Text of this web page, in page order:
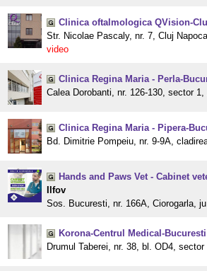
Clinica oftalmologica QVision-
Str. Nicolae Pascaly, nr. 7, Cluj
video
Clinica Regina Maria - Perla-
Calea Dorobanti, nr. 126-130, sector
Clinica Regina Maria - Pipera-
Bd. Dimitrie Pompeiu, nr. 9-9A,
Hands and Paws Vet - Cabinet
Ilfov
Sos. Bucuresti, nr. 166A, Ciorogarla,
Korona-Centrul Medical-Bucuresti
Drumul Taberei, nr. 38, bl. OD4,